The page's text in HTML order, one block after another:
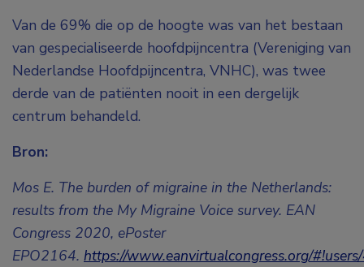
Van de 69% die op de hoogte was van het bestaan
van gespecialiseerde hoofdpijncentra (Vereniging van
Nederlandse Hoofdpijncentra, VNHC), was twee
derde van de patiënten nooit in een dergelijk
centrum behandeld.
Bron:
Mos E. The burden of migraine in the Netherlands:
results from the My Migraine Voice survey. EAN
Congress 2020, ePoster
EPO2164. https://www.eanvirtualcongress.org/